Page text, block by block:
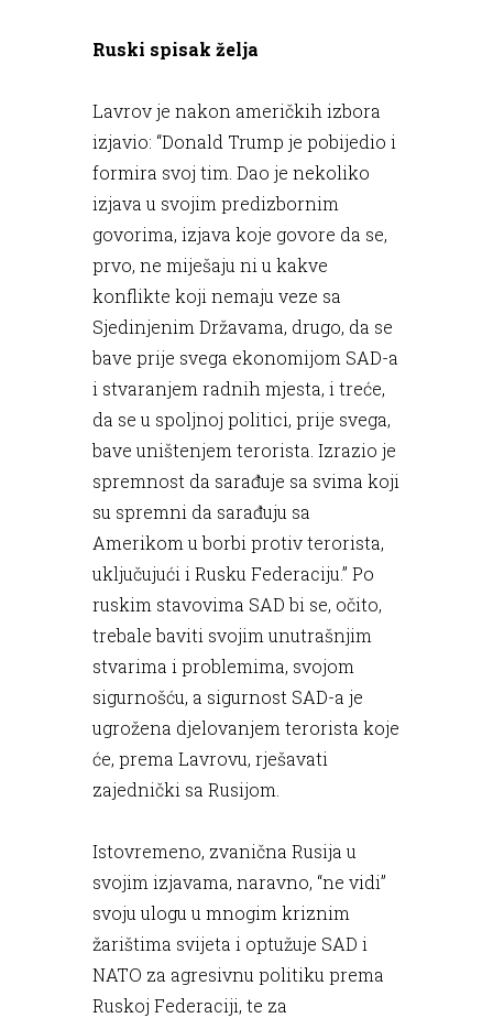
Ruski spisak želja
Lavrov je nakon američkih izbora
izjavio: “Donald Trump je pobijedio i
formira svoj tim. Dao je nekoliko
izjava u svojim predizbornim
govorima, izjava koje govore da se,
prvo, ne miješaju ni u kakve
konflikte koji nemaju veze sa
Sjedinjenim Državama, drugo, da se
bave prije svega ekonomijom SAD-a
i stvaranjem radnih mjesta, i treće,
da se u spoljnoj politici, prije svega,
bave uništenjem terorista. Izrazio je
spremnost da sarađuje sa svima koji
su spremni da sarađuju sa
Amerikom u borbi protiv terorista,
uključujući i Rusku Federaciju.” Po
ruskim stavovima SAD bi se, očito,
trebale baviti svojim unutrašnjim
stvarima i problemima, svojom
sigurnošću, a sigurnost SAD-a je
ugrožena djelovanjem terorista koje
će, prema Lavrovu, rješavati
zajednički sa Rusijom.
Istovremeno, zvanična Rusija u
svojim izjavama, naravno, “ne vidi”
svoju ulogu u mnogim kriznim
žarištima svijeta i optužuje SAD i
NATO za agresivnu politiku prema
Ruskoj Federaciji, te za